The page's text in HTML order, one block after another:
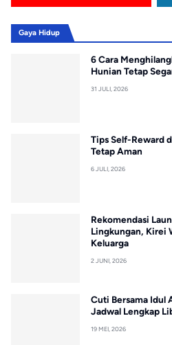
Gaya Hidup
6 Cara
Hunian Tetap
31 JULI, 2026
Tips Self-Reward
Tetap Aman
6 JULI, 2026
Rekomendasi
Lingkungan, Kirei
Keluarga
2 JUNI, 2026
Cuti Bersama Idul
Jadwal Lengkap
19 MEI, 2026